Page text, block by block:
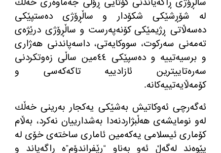
له‌ شۆڕشێكی شكۆدار و ساڵڕۆژی ده‌ستپێكی
ده‌سه‌ڵاتی ڕژیمێكی كۆنه‌په‌رست و ساڵڕۆژی درێژه‌ی
ته‌مه‌نی سه‌ركوت، سووكایه‌تی، داسه‌پاندنی هه‌ژاری
و برسیه‌تییه‌ و ده‌سپێكی ٤٤مین ساڵی زه‌وتكردنی
سه‌ره‌تاییترین ئازادییه‌ تاكه‌كه‌سی و
كۆمه‌ڵایه‌تییه‌كانه‌.
ئه‌گه‌رچی ئه‌وكاتیش به‌شێكی یه‌كجار به‌رینی خه‌ڵك
له‌و نومایشه‌ی هه‌ڵبژاردنه‌دا به‌شدارییان نه‌كرد، به‌ڵام
كۆماری ئیسلامی یه‌كه‌مین ئاماری ساخته‌ی خۆی له‌
پێوه‌ند له‌گه‌ڵ ئه‌و به‌ناو “ڕێفراندۆم”ه‌ ڕاگه‌یاند و